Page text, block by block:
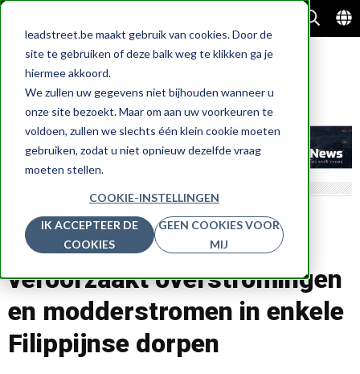
leadstreet.be maakt gebruik van cookies. Door de
site te gebruiken of deze balk weg te klikken ga je
hiermee akkoord.
We zullen uw gegevens niet bijhouden wanneer u
onze site bezoekt. Maar om aan uw voorkeuren te
voldoen, zullen we slechts één klein cookie moeten
gebruiken, zodat u niet opnieuw dezelfde vraag
moeten stellen.
COOKIE-INSTELLINGEN
IK ACCEPTEER DE
COOKIES
GEEN COOKIES VOOR
MIJ
NIEUWS
Supertyfoon Rolly
veroorzaakt overstromingen
en modderstromen in enkele
Filippijnse dorpen